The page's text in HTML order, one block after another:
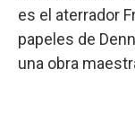
es el aterrador
papeles de
una obra